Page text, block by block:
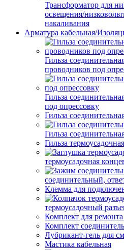
Трансформатор для
освещения/
накаливания
Арматура кабельная/
Гильза
проводников под
Гильза
под опрессовку
Гильза
Гильза
Гильза
термоусадочная
соединительный,
Клемма для
термоусадочный
Комплект для
Комплект
Лубрикант-гель для
Мастика кабельная